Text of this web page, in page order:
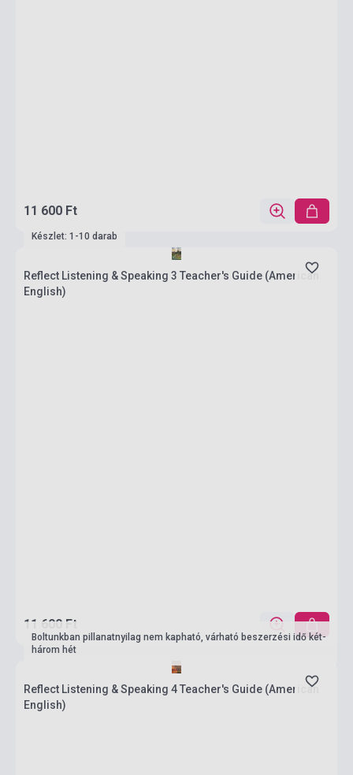
11 600 Ft
Készlet: 1-10 darab
Reflect Listening & Speaking 3 Teacher's Guide (American
English)
11 600 Ft
Boltunkban pillanatnyilag nem kapható, várható beszerzési idő két-
három hét
Reflect Listening & Speaking 4 Teacher's Guide (American
English)